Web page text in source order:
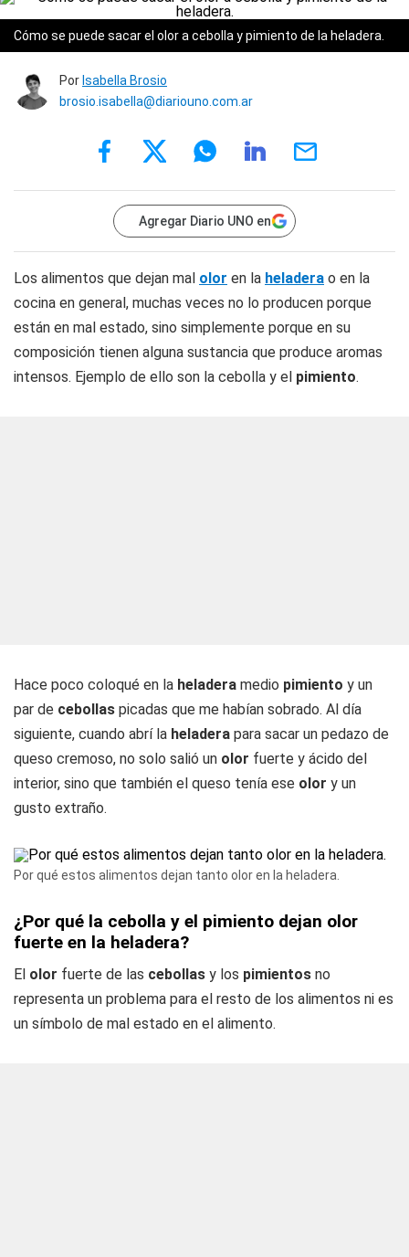
Cómo se puede sacar el olor a cebolla y pimiento de la heladera.
Por Isabella Brosio
brosio.isabella@diariouno.com.ar
Agregar Diario UNO en
Los alimentos que dejan mal olor en la heladera o en la
cocina en general, muchas veces no lo producen porque
están en mal estado, sino simplemente porque en su
composición tienen alguna sustancia que produce aromas
intensos. Ejemplo de ello son la cebolla y el pimiento.
Hace poco coloqué en la heladera medio pimiento y un
par de cebollas picadas que me habían sobrado. Al día
siguiente, cuando abrí la heladera para sacar un pedazo de
queso cremoso, no solo salió un olor fuerte y ácido del
interior, sino que también el queso tenía ese olor y un
gusto extraño.
Por qué estos alimentos dejan tanto olor en la heladera.
¿Por qué la cebolla y el pimiento dejan olor
fuerte en la heladera?
El olor fuerte de las cebollas y los pimientos no
representa un problema para el resto de los alimentos ni es
un símbolo de mal estado en el alimento.